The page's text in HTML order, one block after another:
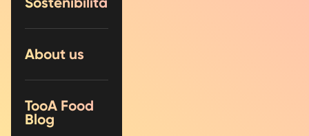
About us
TooA Food
Blog